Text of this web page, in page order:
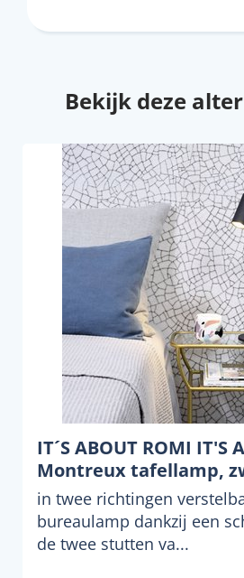
Bekijk deze
IT´S ABOUT ROMI IT'S
Montreux tafellamp,
in twee richtingen
bureaulamp dankzij een
de twee stutten va...